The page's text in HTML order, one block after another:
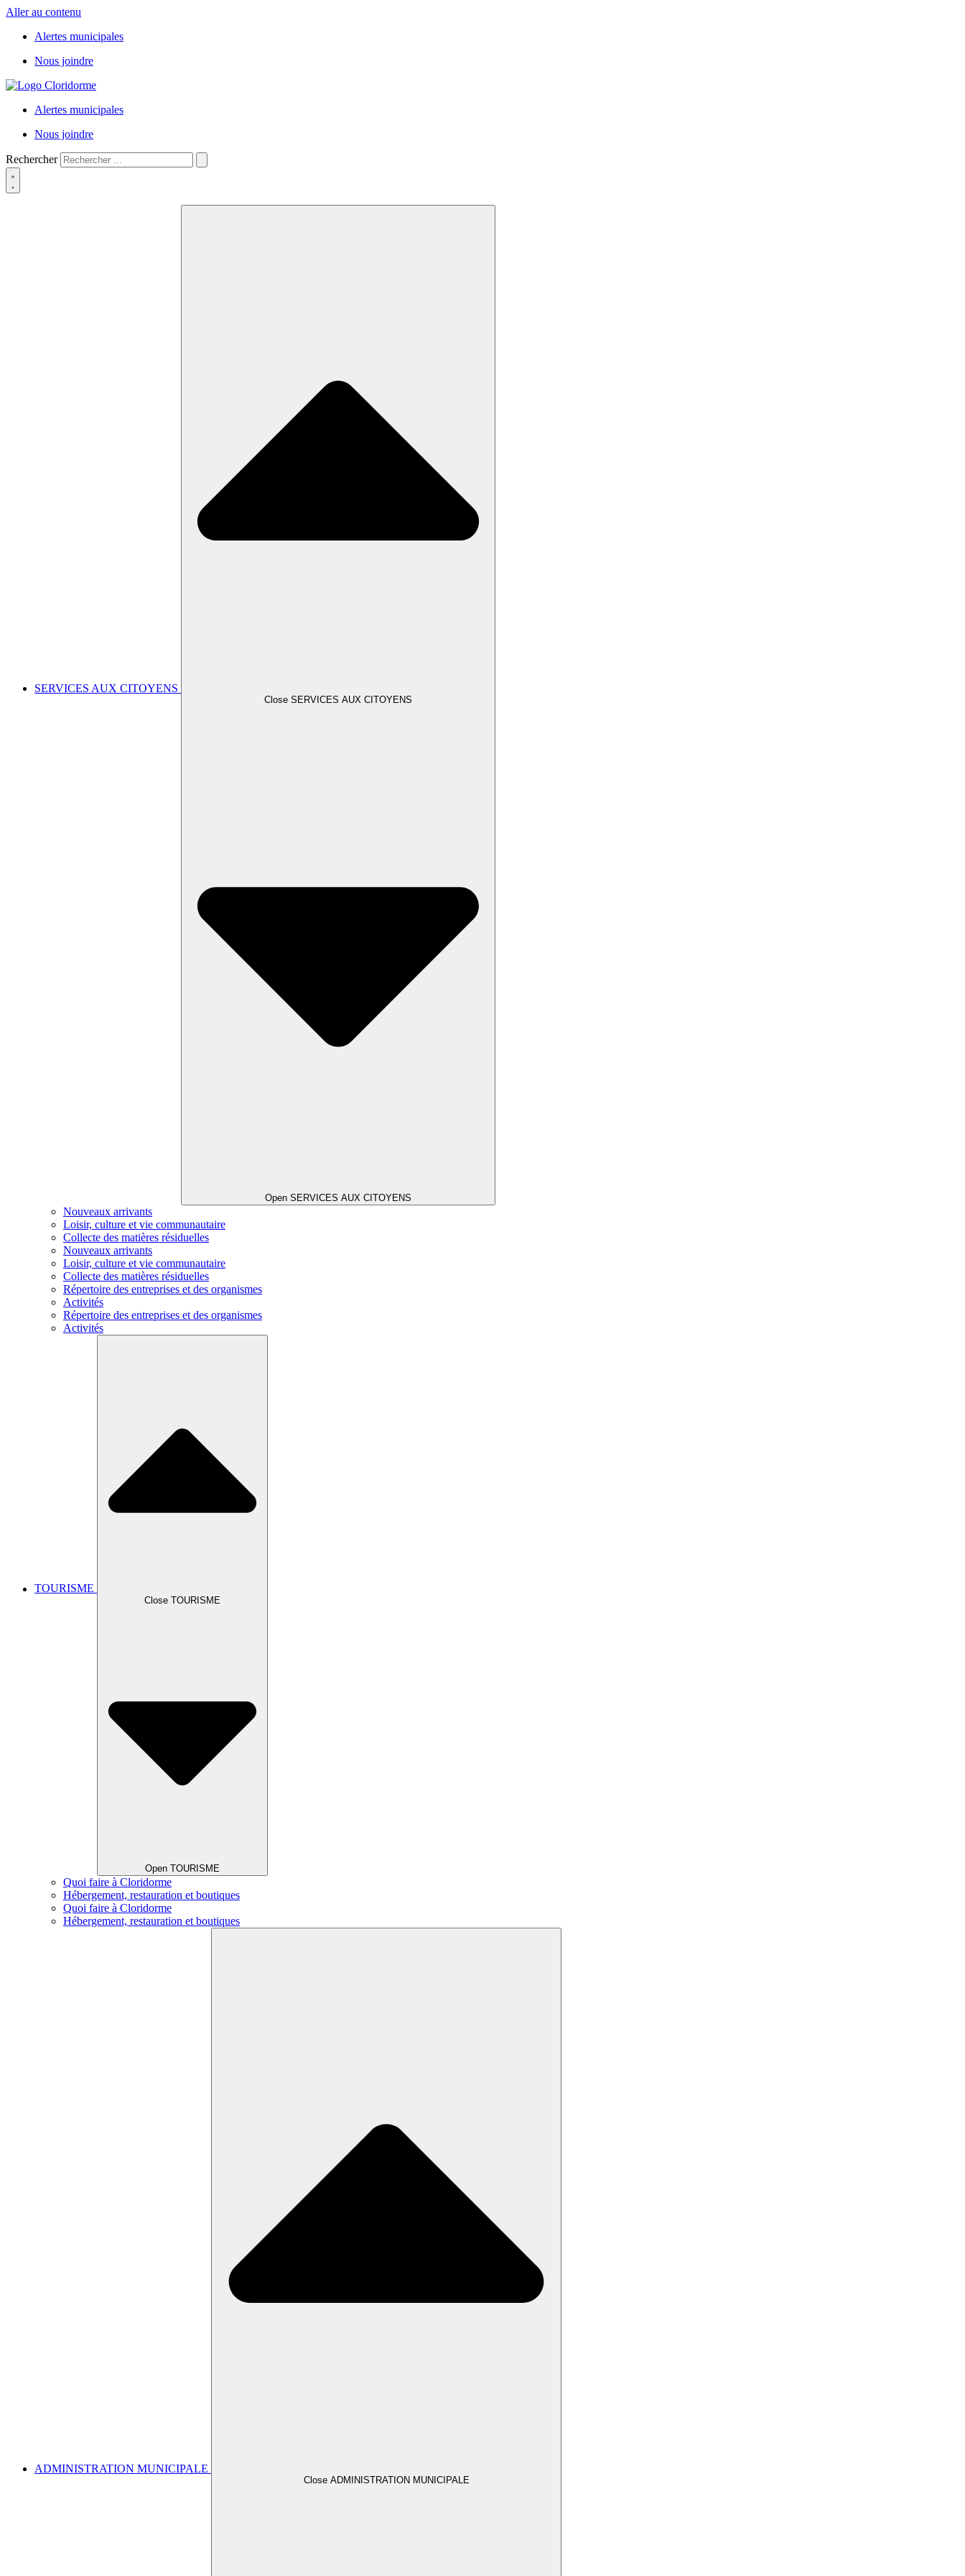
Aller au contenu
Alertes municipales
Nous joindre
Alertes municipales
Nous joindre
Rechercher
SERVICES AUX CITOYENS
Close SERVICES AUX CITOYENS
Open SERVICES AUX CITOYENS
Nouveaux arrivants
Loisir, culture et vie communautaire
Collecte des matières résiduelles
Nouveaux arrivants
Loisir, culture et vie communautaire
Collecte des matières résiduelles
Répertoire des entreprises et des organismes
Activités
Répertoire des entreprises et des organismes
Activités
TOURISME
Close TOURISME
Open TOURISME
Quoi faire à Cloridorme
Hébergement, restauration et boutiques
Quoi faire à Cloridorme
Hébergement, restauration et boutiques
ADMINISTRATION MUNICIPALE
Close ADMINISTRATION MUNICIPALE